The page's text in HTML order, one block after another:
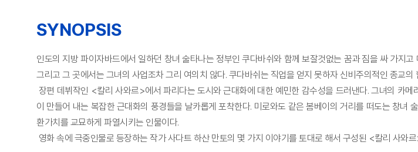
SYNOPSIS
인도의 지방 파이자바드에서 일하던 창녀 술타나는 정부인 쿠다바쉬와 함께 보잘것없는 꿈과 짐을 싸 가지
그리고 그 곳에서는 그녀의 사업조차 그리 여의치 않다. 쿠다바쉬는 직업을 얻지 못하자 신비주의적인 종교
장편 데뷔작인 <칼리 사와르>에서 파리다는 도시와 근대화에 대한 예민한 감수성을 드러낸다. 그녀의 카
이 만들어 내는 복잡한 근대화의 풍경들을 날카롭게 포착한다. 미로와도 같은 봄베이의 거리를 떠도는 창
환가치를 교묘하게 파열시키는 인물이다.
영화 속에 극중인물로 등장하는 작가 사다트 하산 만토의 몇 가지 이야기를 토대로 해서 구성된 <칼리 사와